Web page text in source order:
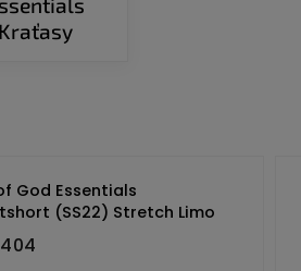
Kraťasy
God Essentials
(SS22) Stretch Limo